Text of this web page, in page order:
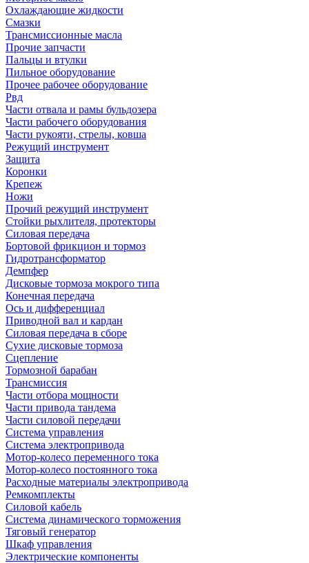
Охлаждающие жидкости
Смазки
Трансмиссионные масла
Прочие запчасти
Пальцы и втулки
Пильное оборудование
Прочее рабочее оборудование
Рвд
Части отвала и рамы бульдозера
Части рабочего оборудования
Части рукояти, стрелы, ковша
Режущий инструмент
Защита
Коронки
Крепеж
Ножи
Прочий режущий инструмент
Стойки рыхлителя, протекторы
Силовая передача
Бортовой фрикцион и тормоз
Гидротрансформатор
Демпфер
Дисковые тормоза мокрого типа
Конечная передача
Ось и дифференциал
Приводной вал и кардан
Силовая передача в сборе
Сухие дисковые тормоза
Сцепление
Тормозной барабан
Трансмиссия
Части отбора мощности
Части привода тандема
Части силовой передачи
Система управления
Система электропривода
Мотор-колесо переменного тока
Мотор-колесо постоянного тока
Расходные материалы электропривода
Ремкомплекты
Силовой кабель
Система динамического торможения
Тяговый генератор
Шкаф управления
Электрические компоненты